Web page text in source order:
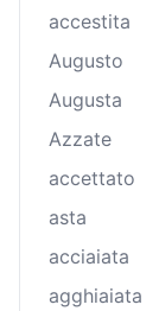
accestita
Augusto
Augusta
Azzate
accettato
asta
acciaiata
agghiaiata